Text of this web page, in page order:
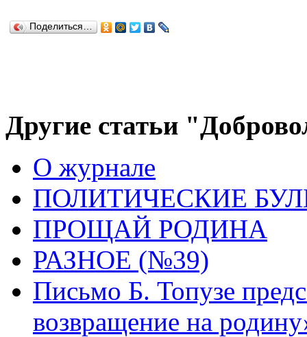
Поделиться…
Другие статьи
О журнале
ПОЛИТИЧЕСКИЕ
ПРОЩАЙ РОДИНА
РАЗНОЕ (№39)
Письмо Б. Топузе
возвращение на